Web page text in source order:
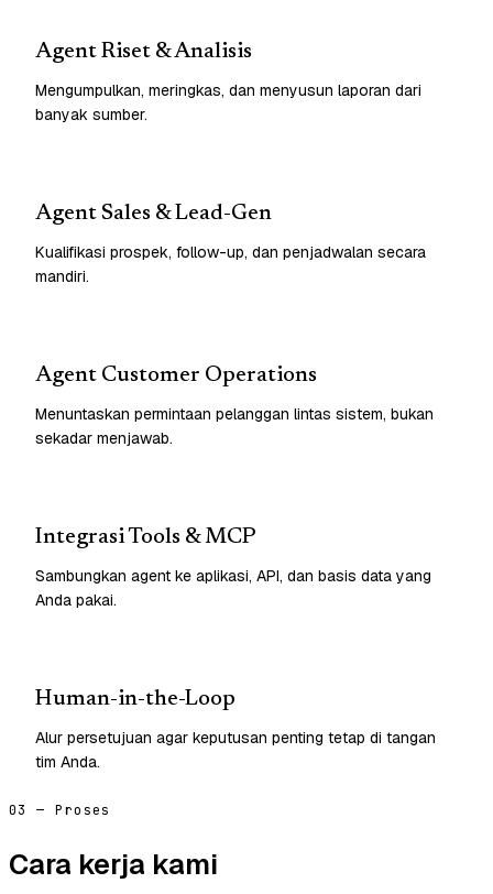
Agent Riset & Analisis
Mengumpulkan, meringkas, dan menyusun laporan dari
banyak sumber.
Agent Sales & Lead-Gen
Kualifikasi prospek, follow-up, dan penjadwalan secara
mandiri.
Agent Customer Operations
Menuntaskan permintaan pelanggan lintas sistem, bukan
sekadar menjawab.
Integrasi Tools & MCP
Sambungkan agent ke aplikasi, API, dan basis data yang
Anda pakai.
Human-in-the-Loop
Alur persetujuan agar keputusan penting tetap di tangan
tim Anda.
03 — Proses
Cara kerja kami